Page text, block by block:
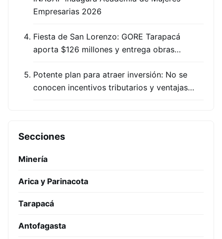
Empresarias 2026
Fiesta de San Lorenzo: GORE Tarapacá
aporta $126 millones y entrega obras…
Potente plan para atraer inversión: No se
conocen incentivos tributarios y ventajas…
Secciones
Minería
Arica y Parinacota
Tarapacá
Antofagasta